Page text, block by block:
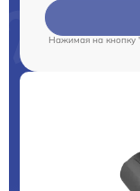
Нажимая на кнопку